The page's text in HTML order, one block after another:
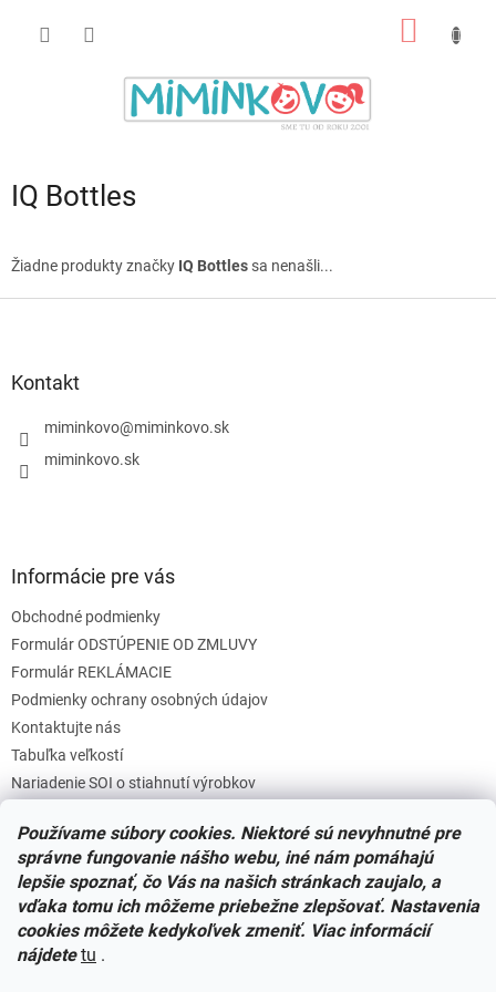
Používame súbory cookies. Niektoré sú nevyhnutné pre
správne fungovanie nášho webu, iné nám pomáhajú
lepšie spoznať, čo Vás na našich stránkach zaujalo, a
vďaka tomu ich môžeme priebežne zlepšovať. Nastavenia
cookies môžete kedykoľvek zmeniť. Viac informácií
nájdete tu .
IQ Bottles
Žiadne produkty značky IQ Bottles sa nenašli...
Kontakt
miminkovo@miminkovo.sk
miminkovo.sk
Informácie pre vás
Obchodné podmienky
Formulár ODSTÚPENIE OD ZMLUVY
Formulár REKLÁMACIE
Podmienky ochrany osobných údajov
Kontaktujte nás
Tabuľka veľkostí
Nariadenie SOI o stiahnutí výrobkov
Zásady súborov COOKIES
Facebook